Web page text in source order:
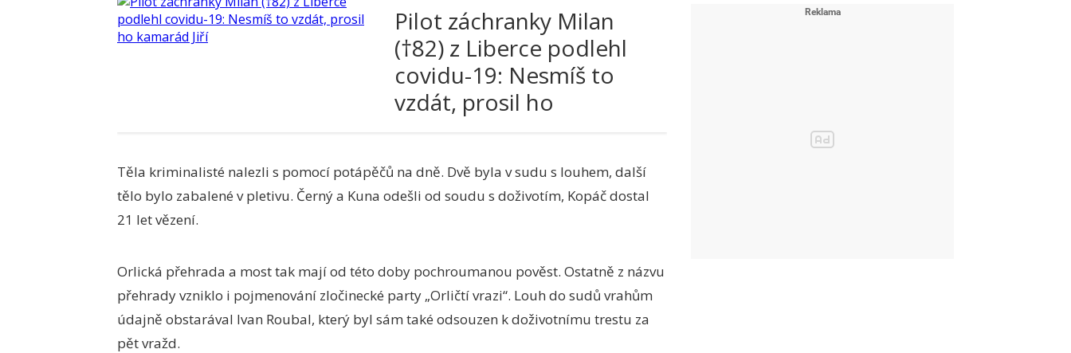
Pilot záchranky Milan
(†82) z Liberce podlehl
covidu-19: Nesmíš to
vzdát, prosil ho
Těla kriminalisté nalezli s pomocí potápěčů na dně. Dvě byla v sudu s louhem, další
tělo bylo zabalené v pletivu. Černý a Kuna odešli od soudu s doživotím, Kopáč dostal
21 let vězení.
Orlická přehrada a most tak mají od této doby pochroumanou pověst. Ostatně z názvu
přehrady vzniklo i pojmenování zločinecké party „Orličtí vrazi“. Louh do sudů vrahům
údajně obstarával Ivan Roubal, který byl sám také odsouzen k doživotnímu trestu za
pět vražd.